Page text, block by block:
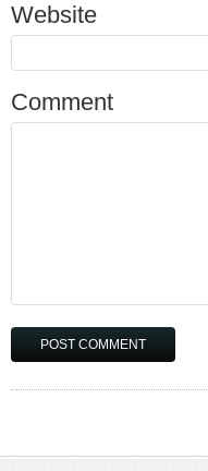
Website
Comment